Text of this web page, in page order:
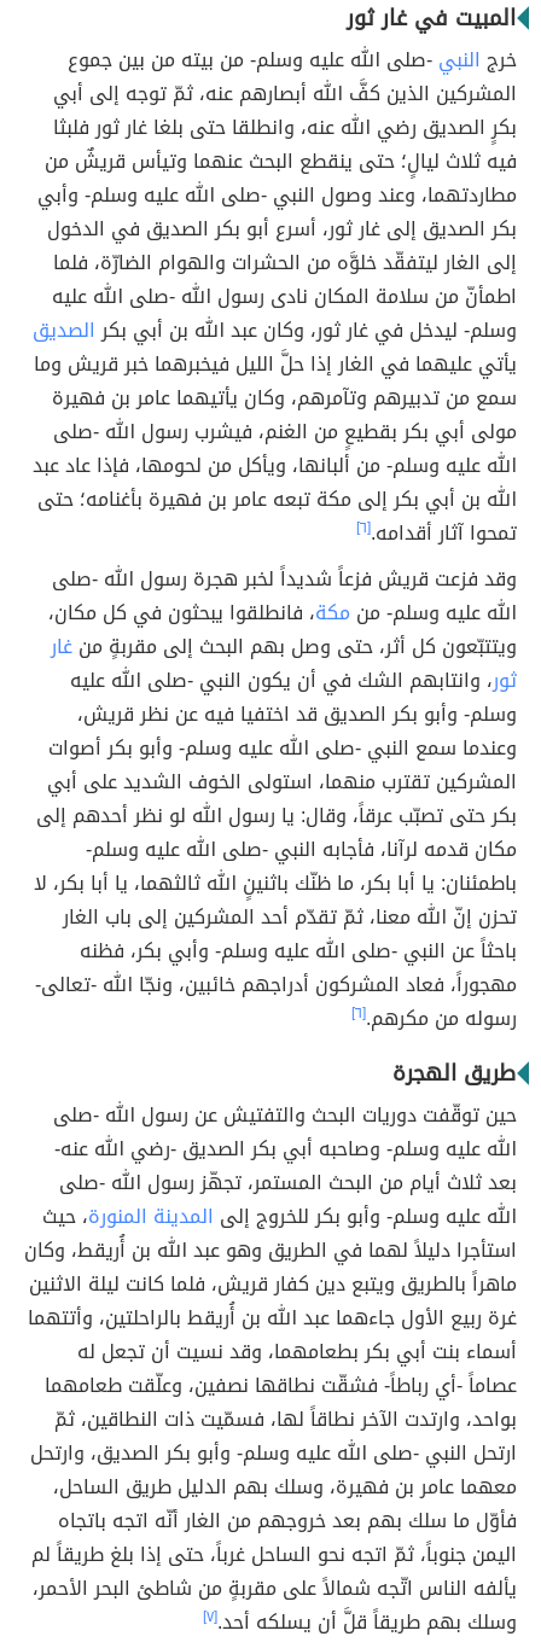
المبيت في غار ثور
خرج النبي-صلى الله عليه وسلم- من بيته من بين جموع
المشركين الذين كفَّ الله أبصارهم عنه، ثمّ توجه إلى أبي
بكرٍ الصديق رضي الله عنه، وانطلقا حتى بلغا غار ثور فلبثا
فيه ثلاث ليالٍ؛ حتى ينقطع البحث عنهما وتيأس قريشٌ من
مطاردتهما، وعند وصول النبي -صلى الله عليه وسلم- وأبي
بكر الصديق إلى غار ثور، أسرع أبو بكر الصديق في الدخول
إلى الغار ليتفقّد خلوَّه من الحشرات والهوام الضارّة، فلما
اطمأنّ من سلامة المكان نادى رسول الله -صلى الله عليه
وسلم- ليدخل في غار ثور، وكان عبد الله بن أبي بكرالصديق
يأتي عليهما في الغار إذا حلَّ الليل فيخبرهما خبر قريش وما
سمع من تدبيرهم وتآمرهم، وكان يأتيهما عامر بن فهيرة
مولى أبي بكر بقطيعٍ من الغنم، فيشرب رسول الله -صلى
الله عليه وسلم- من ألبانها، ويأكل من لحومها، فإذا عاد عبد
الله بن أبي بكر إلى مكة تبعه عامر بن فهيرة بأغنامه؛ حتى
تمحوا آثار أقدامه.[٦]
وقد فزعت قريش فزعاً شديداً لخبر هجرة رسول الله -صلى
الله عليه وسلم- من مكة، فانطلقوا يبحثون في كل مكان،
ويتتبّعون كل أثر، حتى وصل بهم البحث إلى مقربةٍ منغار
ثور، وانتابهم الشك في أن يكون النبي -صلى الله عليه
وسلم- وأبو بكر الصديق قد اختفيا فيه عن نظر قريش،
وعندما سمع النبي -صلى الله عليه وسلم- وأبو بكر أصوات
المشركين تقترب منهما، استولى الخوف الشديد على أبي
بكر حتى تصبّب عرقاً، وقال: يا رسول الله لو نظر أحدهم إلى
مكان قدمه لرآنا، فأجابه النبي -صلى الله عليه وسلم-
باطمئنان: يا أبا بكر، ما ظنّك باثنينٍ الله ثالثهما، يا أبا بكر، لا
تحزن إنّ الله معنا، ثمّ تقدّم أحد المشركين إلى باب الغار
باحثاً عن النبي -صلى الله عليه وسلم- وأبي بكر، فظنه
مهجوراً، فعاد المشركون أدراجهم خائبين، ونجّا الله -تعالى-
رسوله من مكرهم.[٦]
طريق الهجرة
حين توقّفت دوريات البحث والتفتيش عن رسول الله -صلى
الله عليه وسلم- وصاحبه أبي بكر الصديق -رضي الله عنه-
بعد ثلاث أيام من البحث المستمر، تجهّز رسول الله -صلى
الله عليه وسلم- وأبو بكر للخروج إلى المدينة المنورة، حيث
استأجرا دليلاً لهما في الطريق وهو عبد الله بن أُريقط، وكان
ماهراً بالطريق ويتبع دين كفار قريش، فلما كانت ليلة الاثنين
غرة ربيع الأول جاءهما عبد الله بن أُريقط بالراحلتين، وأتتهما
أسماء بنت أبي بكر بطعامهما، وقد نسيت أن تجعل له
عصاماً -أي رباطاً- فشقّت نطاقها نصفين، وعلّقت طعامهما
بواحد، وارتدت الآخر نطاقاً لها، فسمّيت ذات النطاقين، ثمّ
ارتحل النبي -صلى الله عليه وسلم- وأبو بكر الصديق، وارتحل
معهما عامر بن فهيرة، وسلك بهم الدليل طريق الساحل،
فأوّل ما سلك بهم بعد خروجهم من الغار أنّه اتجه باتجاه
اليمن جنوباً، ثمّ اتجه نحو الساحل غرباً، حتى إذا بلغ طريقاً لم
يألفه الناس اتّجه شمالاً على مقربةٍ من شاطئ البحر الأحمر،
وسلك بهم طريقاً قلَّ أن يسلكه أحد.[٧]